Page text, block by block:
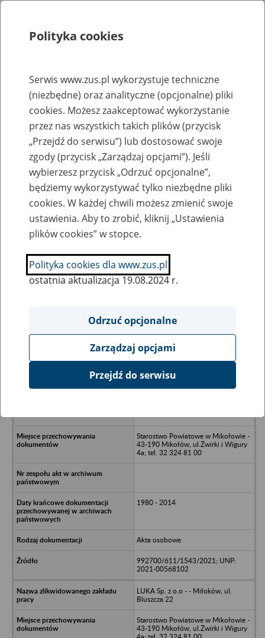
Rejestry, ewidencje i archiwa
Baza zlikwidowanych lub
przekształconych zakładów pracy
Nazwa zakładu pracy:
SZUKAJ
Ukryj wszystkie pozycje bazy
LUKA Sp. z o.o. (PPH LUKA; LUKA
Starostwo Powiatowe w Mikołowie -
43-190 Mikołów, ul.Żwirki i Wigury
4a; tel. 32 324 81 00
1980 - 2014
Akta osobowe
992700/611/1543/2021; UNP:
2021-00568102
LUKA Sp. z o.o - - Miłoków, ul.
Bluszcza 22
Starostwo Powiatowe w Mikołowie -
43-190 Mikołów, ul.Żwirki i Wigury
Polityka cookies
Serwis www.zus.pl wykorzystuje techniczne
(niezbędne) oraz analityczne (opcjonalne) pliki
cookies. Możesz zaakceptować wykorzystanie
przez nas wszystkich takich plików (przycisk
„Przejdź do serwisu”) lub dostosować swoje
zgody (przycisk „Zarządzaj opcjami”). Jeśli
wybierzesz przycisk „Odrzuć opcjonalne”,
będziemy wykorzystywać tylko niezbędne pliki
cookies. W każdej chwili możesz zmienić swoje
ustawienia. Aby to zrobić, kliknij „Ustawienia
plików cookies” w stopce.
Polityka cookies dla www.zus.pl
ostatnia aktualizacja 19.08.2024 r.
Odrzuć opcjonalne
Zarządzaj opcjami
Przejdź do serwisu